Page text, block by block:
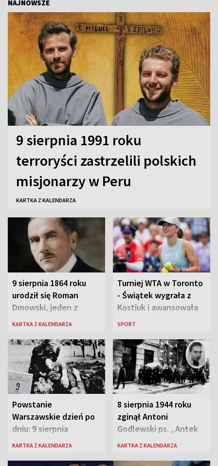
NAJNOWSZE
9 sierpnia 1991 roku
terroryści zastrzelili polskich
misjonarzy w Peru
KARTKA Z KALENDARZA
9 sierpnia 1864 roku
urodził się Roman
Dmowski, jeden z
„ojców” niepodległej
KARTKA Z KALENDARZA
Turniej WTA w Toronto
- Świątek wygrała z
Kostiuk i awansowała
do ćwierćfinału
SPORT
Powstanie
Warszawskie dzień po
dniu: 9 sierpnia
KARTKA Z KALENDARZA
8 sierpnia 1944 roku
zginął Antoni
Godlewski ps. „Antek
Rozpylacz”
KARTKA Z KALENDARZA